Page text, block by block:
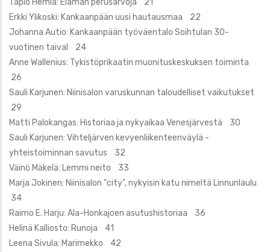
Erkki Ylikoski: Kankaanpään uusi hautausmaa 22
Johanna Autio: Kankaanpään työväentalo Soihtulan 30-
vuotinen taival 24
Anne Wallenius: Tykistöprikaatin muonituskeskuksen toiminta
26
Sauli Karjunen: Niinisalon varuskunnan taloudelliset vaikutukset
29
Matti Palokangas: Historiaa ja nykyaikaa Venesjärvestä 30
Sauli Karjunen: Vihteljärven kevyenliikenteenväylä -
yhteistoiminnan savutus 32
Väinö Mäkelä: Lemmi neito 33
Marja Jokinen: Niinisalon "city", nykyisin katu nimeltä Linnunlaulu
34
Raimo E. Harju: Ala-Honkajoen asutushistoriaa 36
Helinä Kalliosto: Runoja 41
Leena Sivula: Marimekko 42